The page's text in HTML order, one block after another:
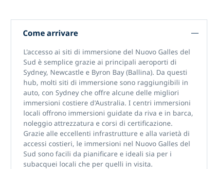
Come arrivare
L'accessoai siti di immersione del Nuovo Galles del
Sud è semplice grazie ai principali aeroporti di
Sydney, Newcastle e Byron Bay (Ballina). Da questi
hub, molti siti di immersione sono raggiungibili in
auto, con Sydney che offre alcune delle migliori
immersioni costiere d'Australia. I centri immersioni
locali offrono immersioni guidate da riva e in barca,
noleggio attrezzatura e corsi di certificazione.
Grazie alle eccellenti infrastrutture e alla varietà di
accessi costieri, le immersioni nel Nuovo Galles del
Sud sono facili da pianificare e ideali sia per i
subacquei locali che per quelli in visita.